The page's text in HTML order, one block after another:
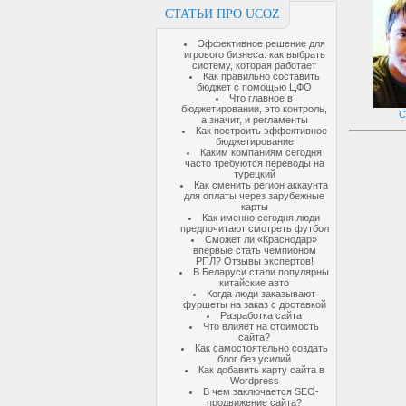
СТАТЬИ ПРО UCOZ
Эффективное решение для
игрового бизнеса: как выбрать
систему, которая работает
Как правильно составить
бюджет с помощью ЦФО
Что главное в
бюджетировании, это контроль,
а значит, и регламенты
Как построить эффективное
бюджетирование
Каким компаниям сегодня
часто требуются переводы на
турецкий
Как сменить регион аккаунта
для оплаты через зарубежные
карты
Как именно сегодня люди
предпочитают смотреть футбол
Сможет ли «Краснодар»
впервые стать чемпионом
РПЛ? Отзывы экспертов!
В Беларуси стали популярны
китайские авто
Когда люди заказывают
фуршеты на заказ с доставкой
Разработка сайта
Что влияет на стоимость
сайта?
Как самостоятельно создать
блог без усилий
Как добавить карту сайта в
Wordpress
В чем заключается SEO-
продвижение сайта?